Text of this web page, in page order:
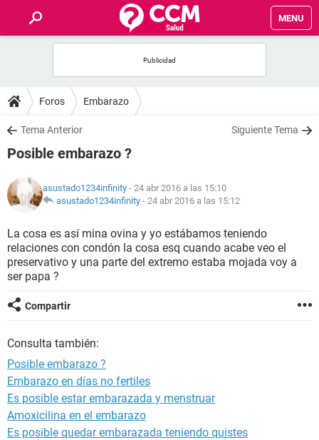
MENU
FOROS
SALUD
NUTRICIÓN
BIENESTAR
SEXUALIDAD
GLOSARIO
Foros Embarazo
Tema Anterior Siguiente Tema
Posible embarazo ?
asustado1234infinity - 24 abr 2016 a las 15:10
asustado1234infinity - 24 abr 2016 a las 15:12
La cosa es así mina ovina y yo estábamos teniendo
relaciones con condón la cosa esq cuando acabe veo el
preservativo y una parte del extremo estaba mojada voy a
ser papa ?
Compartir
Consulta también:
Posible embarazo ?
Embarazo en días no fertiles
Es posible estar embarazada y menstruar
Amoxicilina en el embarazo
Es posible quedar embarazada teniendo quistes